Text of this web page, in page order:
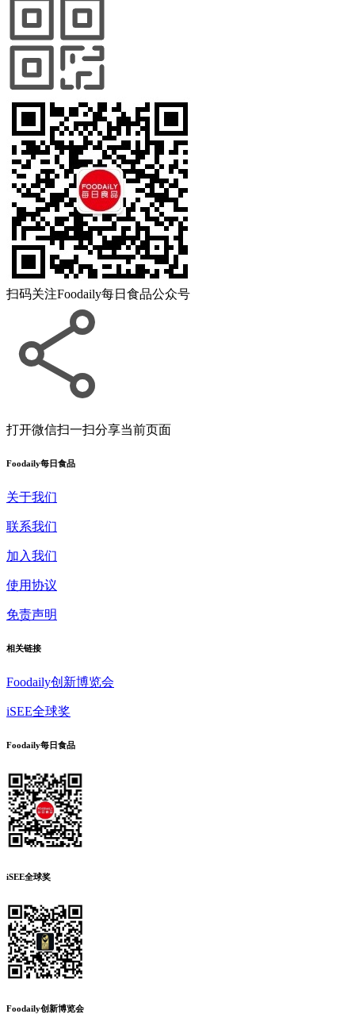
扫码关注Foodaily每日食品公众号
打开微信扫一扫分享当前页面
Foodaily每日食品
关于我们
联系我们
加入我们
使用协议
免责声明
相关链接
Foodaily创新博览会
iSEE全球奖
Foodaily每日食品
iSEE全球奖
Foodaily创新博览会